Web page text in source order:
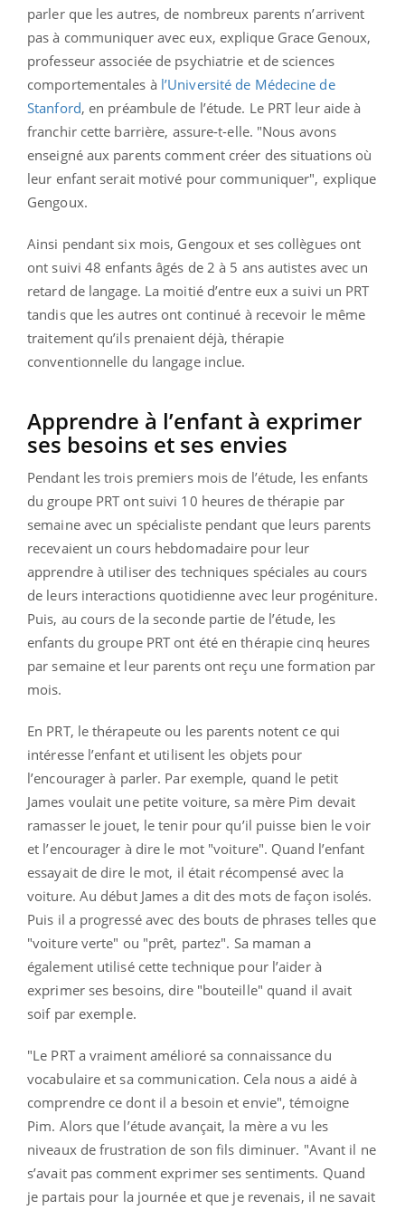
parler que les autres, de nombreux parents n’arrivent
pas à communiquer avec eux, explique Grace Genoux,
professeur associée de psychiatrie et de sciences
comportementales à l’Université de Médecine de
Stanford, en préambule de l’étude. Le PRT leur aide à
franchir cette barrière, assure-t-elle. "Nous avons
enseigné aux parents comment créer des situations où
leur enfant serait motivé pour communiquer", explique
Gengoux.
Ainsi pendant six mois, Gengoux et ses collègues ont
ont suivi 48 enfants âgés de 2 à 5 ans autistes avec un
retard de langage. La moitié d’entre eux a suivi un PRT
tandis que les autres ont continué à recevoir le même
traitement qu’ils prenaient déjà, thérapie
conventionnelle du langage inclue.
Apprendre à l’enfant à exprimer
ses besoins et ses envies
Pendant les trois premiers mois de l’étude, les enfants
du groupe PRT ont suivi 10 heures de thérapie par
semaine avec un spécialiste pendant que leurs parents
recevaient un cours hebdomadaire pour leur
apprendre à utiliser des techniques spéciales au cours
de leurs interactions quotidienne avec leur progéniture.
Puis, au cours de la seconde partie de l’étude, les
enfants du groupe PRT ont été en thérapie cinq heures
par semaine et leur parents ont reçu une formation par
mois.
En PRT, le thérapeute ou les parents notent ce qui
intéresse l’enfant et utilisent les objets pour
l’encourager à parler. Par exemple, quand le petit
James voulait une petite voiture, sa mère Pim devait
ramasser le jouet, le tenir pour qu’il puisse bien le voir
et l’encourager à dire le mot "voiture". Quand l’enfant
essayait de dire le mot, il était récompensé avec la
voiture. Au début James a dit des mots de façon isolés.
Puis il a progressé avec des bouts de phrases telles que
"voiture verte" ou "prêt, partez". Sa maman a
également utilisé cette technique pour l’aider à
exprimer ses besoins, dire "bouteille" quand il avait
soif par exemple.
"Le PRT a vraiment amélioré sa connaissance du
vocabulaire et sa communication. Cela nous a aidé à
comprendre ce dont il a besoin et envie", témoigne
Pim. Alors que l’étude avançait, la mère a vu les
niveaux de frustration de son fils diminuer. "Avant il ne
s’avait pas comment exprimer ses sentiments. Quand
je partais pour la journée et que je revenais, il ne savait